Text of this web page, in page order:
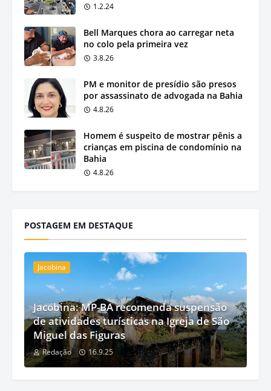
1.2.24
Bell Marques chora ao carregar neta
no colo pela primeira vez
3.8.26
PM e monitor de presídio são presos
por assassinato de advogada na Bahia
4.8.26
Homem é suspeito de mostrar pênis a
crianças em piscina de condomínio na
Bahia
4.8.26
POSTAGEM EM DESTAQUE
Jacobina
Jacobina: MP-BA recomenda suspensão
de atividades turísticas na Igreja de São
Miguel das Figuras
Redação 16.9.25